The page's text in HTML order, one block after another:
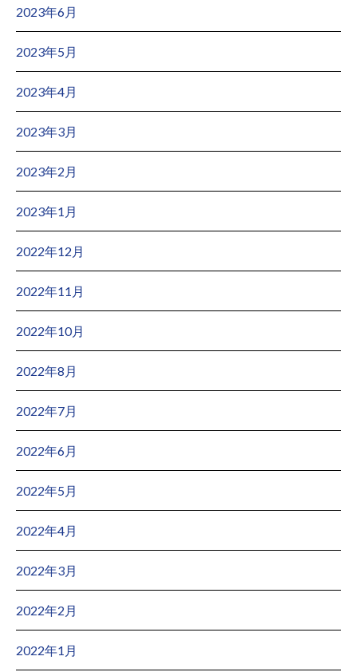
2023年6月
2023年5月
2023年4月
2023年3月
2023年2月
2023年1月
2022年12月
2022年11月
2022年10月
2022年8月
2022年7月
2022年6月
2022年5月
2022年4月
2022年3月
2022年2月
2022年1月